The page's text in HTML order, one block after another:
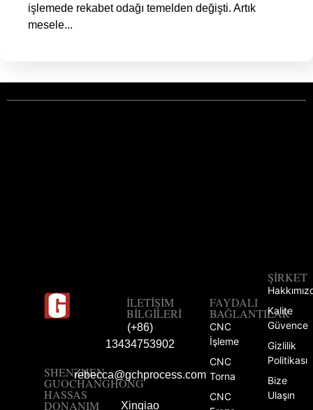
işlemede rekabet odağı temelden değişti. Artık
mesele...
SHENZHEN
GUOCHANGHONG
HASSAS
DONANIM
İLETIŞIM
BILGILERI
(+86)
13434753902
rebecca@gchprocess.com
Xinqiao
FAYDALI
BAĞLANTILAR
CNC
İşleme
CNC
Torna
CNC
ŞIRKET
Kalite
Güvence
Gizlilik
Politikası
Bize
Ulaşın